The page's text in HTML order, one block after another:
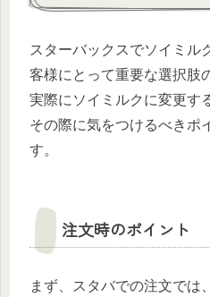
スターバックスでソイミル
客様にとって重要な選択肢
実際にソイミルクに変更す
その際に気をつけるべきポ
す。
注文時のポイント
まず、スタバでの注文では